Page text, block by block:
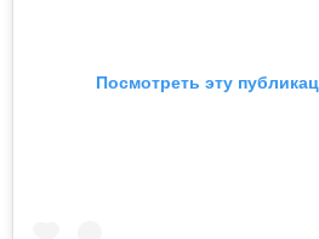
Посмотреть эту